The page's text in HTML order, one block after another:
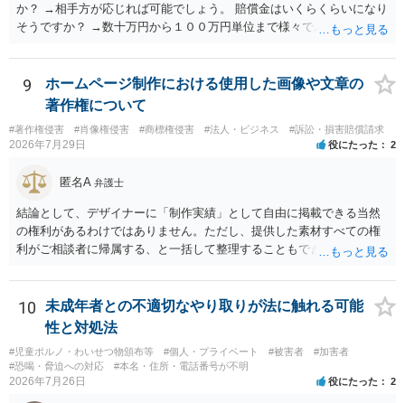
か？ →相手方が応じれば可能でしょう。 賠償金はいくらくらいになり
そうですか？ →数十万円から１００万円単位まで様々であり、不明で
渉が行われ、双方合意に至れば支払が開始され、決裂して相手方が訴
訟提起を選択すれば訴訟の中で解決がなされる流れが通常です。
9
ホームページ制作における使用した画像や文章の
著作権について
#著作権侵害 #肖像権侵害 #商標権侵害 #法人・ビジネス #訴訟・損害賠償請求
2026年7月29日 役にたった 2
匿名A 弁護士
結論として、デザイナーに「制作実績」として自由に掲載できる当然
の権利があるわけではありません。ただし、提供した素材すべての権
利がご相談者に帰属する、と一括して整理することもできません。 ご
身が著作権者です。 他方、ブランド名、文字主体のロゴ、商品情報、
短いキャッチコピー、販売コンセプトなどは、通常、著作物には当た
りません。ただし、ロゴに独自の図形やイラスト等が含まれる場合に
は、その表現部分が著作物となる可能性があります。 また、人物写真
の著作権は撮影者に、肖像に関する権利は被写体本人に帰属します
（著作権法2条・17条）。 ウェブサイト全体に当然に著作権が生じる
10
未成年者との不適切なやり取りが法に触れる可能
性と対処法
#児童ポルノ・わいせつ物頒布等 #個人・プライベート #被害者
#加害者
#恐喝・脅迫への対応
#本名・住所・電話番号が不明
2026年7月26日 役にたった 2